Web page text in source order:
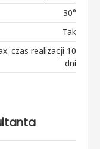
30°
Tak
czas realizacji 10
dni